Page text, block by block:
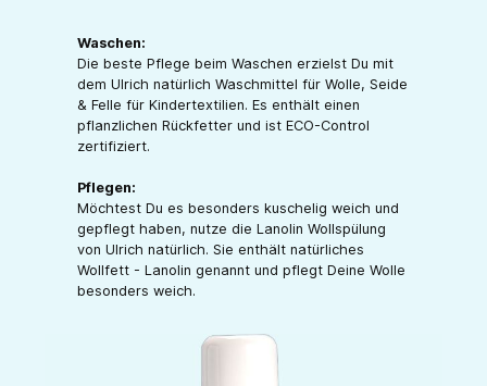
Waschen:
Die beste Pflege beim Waschen erzielst Du mit
dem Ulrich natürlich Waschmittel für Wolle, Seide
& Felle für Kindertextilien. Es enthält einen
pflanzlichen Rückfetter und ist ECO-Control
zertifiziert.
Pflegen:
Möchtest Du es besonders kuschelig weich und
gepflegt haben, nutze die Lanolin Wollspülung
von Ulrich natürlich. Sie enthält natürliches
Wollfett - Lanolin genannt und pflegt Deine Wolle
besonders weich.